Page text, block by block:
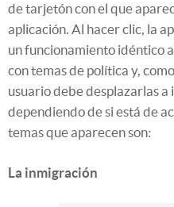
de tarjetón con el que
aplicación. Al hacer clic, la
un funcionamiento idéntico
con temas de política y,
usuario debe desplazarlas
dependiendo de si está de
temas que aparecen son:
La inmigración